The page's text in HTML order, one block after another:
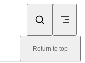
Return to top